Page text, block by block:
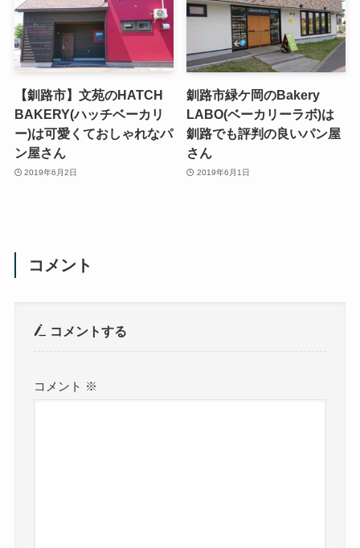
【釧路市】文苑のHATCH
BAKERY(ハッチベーカリ
ー)は可愛くておしゃれなパ
ン屋さん
2019年6月2日
釧路市緑ケ岡のBakery
LABO(ベーカリーラボ)は
釧路でも評判の良いパン屋
さん
2019年6月1日
コメント
コメントする
コメント ※